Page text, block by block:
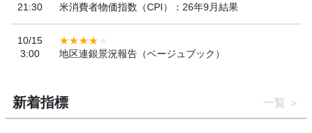
21:30
米消費者物価指数（CPI）：26年9月結果
10/15
3:00
地区連銀景況報告（ベージュブック）
新着指標 一覧